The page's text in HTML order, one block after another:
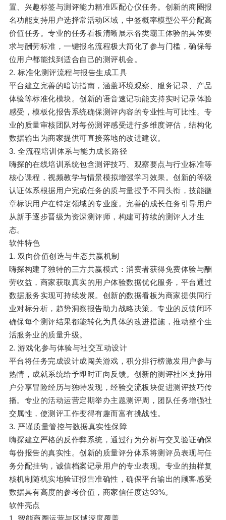
置、兴趣标签与测评能力精准匹配心仪任务。创新的商圈报
名功能支持用户选择常活动区域，中签概率模型公平分配高
价值任务。专业的任务看板清晰展示各类霸王体验的具体要
求与酬劳标准，一键报名流程极大简化了参与门槛，确保每
位用户都能找到适合自己的测评机会。
2. 标准化测评流程与报告生成工具
平台建立完善的暗访指南，涵盖环境观察、服务记录、产品
体验等标准化模块。创新的语音速记功能支持实时记录体验
感受，模板化报告系统确保测评内容的专业性与可比性。专
业的质量审核团队对每份测评感受进行多维度评估，结构化
数据输出为商家提供可直接落地的改进建议。
3. 全流程培训体系与能力成长路径
嗨探的在线培训系统包含测评技巧、观察要点与行业标准等
核心课程，视频教学与情景模拟增强学习效果。创新的等级
认证体系根据用户完成任务的质与量授予不同头衔，技能徽
章标识用户在特定领域的专业度。完善的成长任务引导用户
从新手逐步晋级为资深测评师，构建可持续的测评人才生
态。
软件特色
1. 双向价值创造与生态共赢机制
嗨探构建了独特的三方共赢模式：消费者获得免费体验与酬
劳收益，商家获取真实的用户体验数据优化服务，平台通过
数据服务实现可持续发展。创新的数据看板为商家提供同行
业对标分析，趋势洞察报告助力战略决策。专业的反馈闭环
确保每个测评结果都能转化为具体的改进措施，推动整个生
活服务业的质量升级。
2. 游戏化参与体验与社交互动设计
平台将任务完成设计成闯关游戏，积分排行榜激发用户参与
热情，成就系统给予即时正向反馈。创新的测评社区支持用
户分享冒险经历与独特发现，经验交流板块促进测评技巧传
播。专业的活动运营定期举办主题测评周，团队任务增强社
交属性，使测评工作变得有趣而富有挑战性。
3. 严谨质量管控与数据真实性保障
嗨探建立严格的反作弊系统，通过行为分析与交叉验证确保
每份报告的真实性。创新的质量评分体系将测评员表现与任
务分配挂钩，诚信档案记录用户的专业表现。专业的抽样复
核机制随机实地验证报告准确性，确保平台输出的顾客感受
数据具有高度的参考价值，商家信任度达93%。
软件亮点